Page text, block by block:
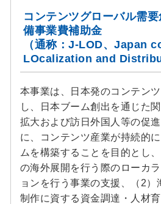
コンテンツグローバル需
備事業費補助金
（通称：J-LOD、Japan
LOcalization and
本事業は、日本発のコンテン
し、日本ブーム創出を通じた
拡大および訪日外国人等の促
に、コンテンツ産業が持続的
ムを構築することを目的とし
の海外展開を行う際のローカ
ョンを行う事業の支援、（2）
制作に資する資金調達・人材